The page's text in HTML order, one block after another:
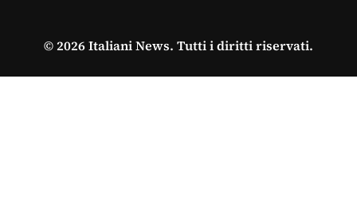
© 2026 Italiani News. Tutti i diritti riservati.